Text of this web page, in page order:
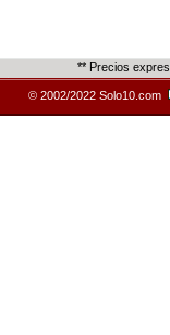
** Precios
© 2002/2022 Solo10.com